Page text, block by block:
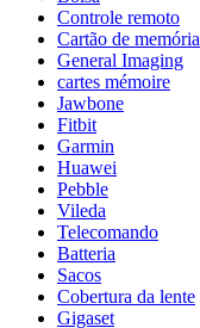
Controle remoto
Cartão de memória
General Imaging
cartes mémoire
Jawbone
Fitbit
Garmin
Huawei
Pebble
Vileda
Telecomando
Batteria
Sacos
Cobertura da lente
Gigaset